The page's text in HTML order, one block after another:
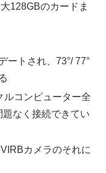
128GBのカードま
ートされ、73°/ 77°
ルコンピューター全
なく接続できてい
カメラのそれに